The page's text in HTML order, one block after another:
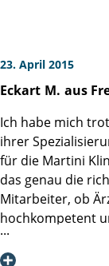
problemlose
der Klinik nach
gegeben. Als
empfand meine
nach der
Gunter M.
23. April 2015
Eckart M. aus
Ich habe mich
ihrer
für die Martini
das genau die
Mitarbeiter, ob
hochkompetent
Mitarbeiter sind
mich in der Klinik